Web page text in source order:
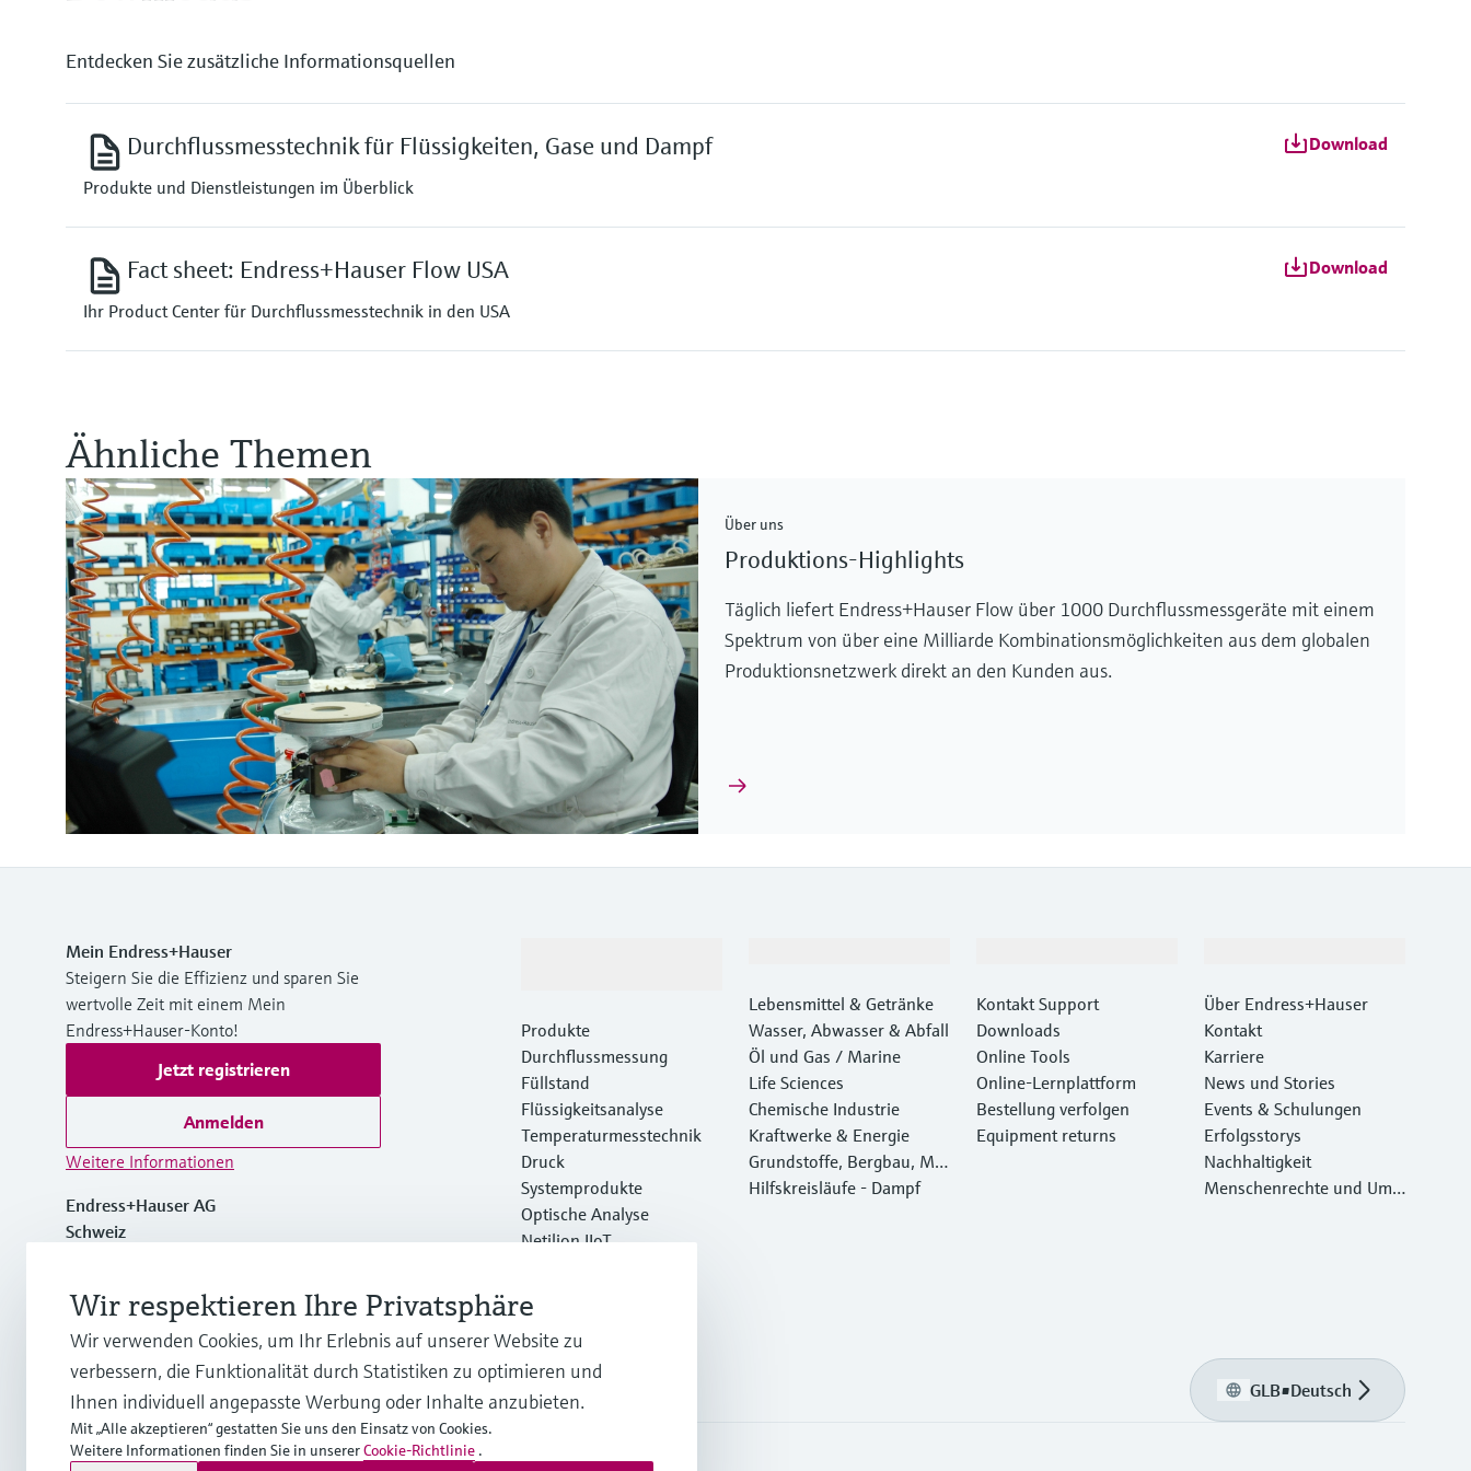
Entdecken Sie zusätzliche Informationsquellen
Durchflussmesstechnik für Flüssigkeiten, Gase und Dampf
Produkte und Dienstleistungen im Überblick
Download
Fact sheet: Endress+Hauser Flow USA
Ihr Product Center für Durchflussmesstechnik in den USA
Download
Ähnliche Themen
Über uns
Produktions-Highlights
Täglich liefert Endress+Hauser Flow über 1000 Durchflussmessgeräte mit einem
Spektrum von über eine Milliarde Kombinationsmöglichkeiten aus dem globalen
Produktionsnetzwerk direkt an den Kunden aus.
Mein Endress+Hauser
Steigern Sie die Effizienz und sparen Sie
wertvolle Zeit mit einem Mein
Endress+Hauser-Konto!
Jetzt registrieren
Anmelden
Weitere Informationen
Endress+Hauser AG
Schweiz
+41 61 715 7700
Produkte
Durchflussmessung
Füllstand
Flüssigkeitsanalyse
Temperaturmesstechnik
Druck
Systemprodukte
Optische Analyse
Netilion IIoT
Online Tools
Dienstleistungen
Lebensmittel & Getränke
Wasser, Abwasser & Abfall
Öl und Gas / Marine
Life Sciences
Chemische Industrie
Kraftwerke & Energie
Grundstoffe, Bergbau, Met
alle
Hilfskreisläufe - Dampf
Kontakt Support
Downloads
Online Tools
Online-Lernplattform
Bestellung verfolgen
Equipment returns
Über Endress+Hauser
Kontakt
Karriere
News und Stories
Events & Schulungen
Erfolgsstorys
Nachhaltigkeit
Menschenrechte und Umw
GLB•Deutsch
Wir respektieren Ihre Privatsphäre
Wir verwenden Cookies, um Ihr Erlebnis auf unserer Website zu
verbessern, die Funktionalität durch Statistiken zu optimieren und
Ihnen individuell angepasste Werbung oder Inhalte anzubieten.
Mit „Alle akzeptieren“ gestatten Sie uns den Einsatz von Cookies.
Weitere Informationen finden Sie in unsererCookie-Richtlinie .